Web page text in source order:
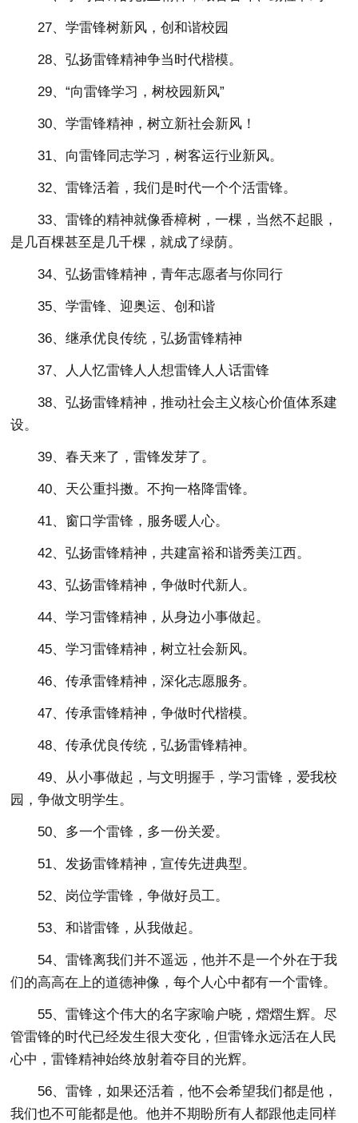
27、学雷锋树新风，创和谐校园
28、弘扬雷锋精神争当时代楷模。
29、“向雷锋学习，树校园新风”
30、学雷锋精神，树立新社会新风！
31、向雷锋同志学习，树客运行业新风。
32、雷锋活着，我们是时代一个个活雷锋。
33、雷锋的精神就像香樟树，一棵，当然不起眼，
是几百棵甚至是几千棵，就成了绿荫。
34、弘扬雷锋精神，青年志愿者与你同行
35、学雷锋、迎奥运、创和谐
36、继承优良传统，弘扬雷锋精神
37、人人忆雷锋人人想雷锋人人话雷锋
38、弘扬雷锋精神，推动社会主义核心价值体系建
设。
39、春天来了，雷锋发芽了。
40、天公重抖擞。不拘一格降雷锋。
41、窗口学雷锋，服务暖人心。
42、弘扬雷锋精神，共建富裕和谐秀美江西。
43、弘扬雷锋精神，争做时代新人。
44、学习雷锋精神，从身边小事做起。
45、学习雷锋精神，树立社会新风。
46、传承雷锋精神，深化志愿服务。
47、传承雷锋精神，争做时代楷模。
48、传承优良传统，弘扬雷锋精神。
49、从小事做起，与文明握手，学习雷锋，爱我校
园，争做文明学生。
50、多一个雷锋，多一份关爱。
51、发扬雷锋精神，宣传先进典型。
52、岗位学雷锋，争做好员工。
53、和谐雷锋，从我做起。
54、雷锋离我们并不遥远，他并不是一个外在于我
们的高高在上的道德神像，每个人心中都有一个雷锋。
55、雷锋这个伟大的名字家喻户晓，熠熠生辉。尽
管雷锋的时代已经发生很大变化，但雷锋永远活在人民
心中，雷锋精神始终放射着夺目的光辉。
56、雷锋，如果还活着，他不会希望我们都是他，
我们也不可能都是他。他并不期盼所有人都跟他走同样